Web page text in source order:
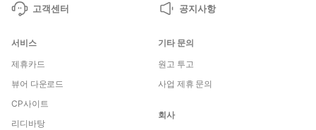
고객센터 공지사항
서비스
제휴카드
뷰어 다운로드
CP사이트
리디바탕
기타 문의
원고 투고
사업 제휴 문의
회사